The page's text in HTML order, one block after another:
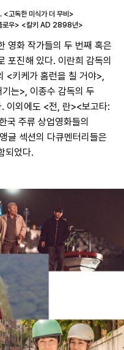
<고독한 미식가 더 무비>
로우> <칼키 AD 2898년>
영화 작가들의 두 번째 혹은
포진해 있다. 이란희 감독의
<키케가 홈런을 칠 거야>,
는>, 이종수 감독의 두
이외에도 <전, 란><보고타:
국 주류 상업영화들의
글 섹션의 다큐멘터리들은
되었다.